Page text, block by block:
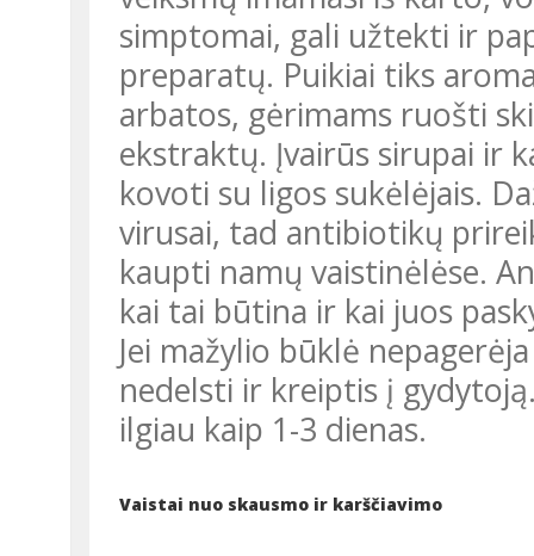
simptomai, gali užtekti ir
preparatų. Puikiai tiks
arbatos, gėrimams ruošti
ekstraktų. Įvairūs sirupai ir
kovoti su ligos sukėlėjais.
virusai, tad antibiotikų
kaupti namų vaistinėlėse.
kai tai būtina ir kai juos
Jei mažylio būklė nepagerėja per 5-7 dienas, tuomet geriau
nedelsti ir kreiptis į
ilgiau kaip 1-3 dienas.
Vaistai nuo skausmo ir karščiavimo